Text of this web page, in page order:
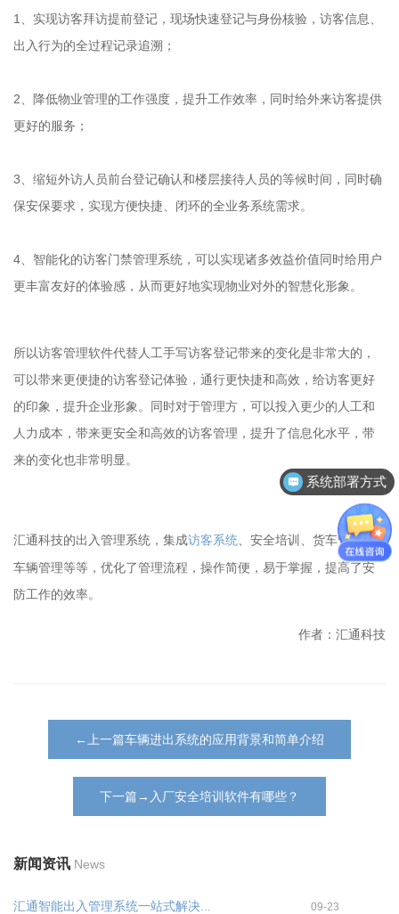
1、实现访客拜访提前登记，现场快速登记与身份核验，访客信息、
出入行为的全过程记录追溯；
2、降低物业管理的工作强度，提升工作效率，同时给外来访客提供
更好的服务；
3、缩短外访人员前台登记确认和楼层接待人员的等候时间，同时确
保安保要求，实现方便快捷、闭环的全业务系统需求。
4、智能化的访客门禁管理系统，可以实现诸多效益价值同时给用户
更丰富友好的体验感，从而更好地实现物业对外的智慧化形象。
所以访客管理软件代替人工手写访客登记带来的变化是非常大的，
可以带来更便捷的访客登记体验，通行更快捷和高效，给访客更好
的印象，提升企业形象。同时对于管理方，可以投入更少的人工和
人力成本，带来更安全和高效的访客管理，提升了信息化水平，带
来的变化也非常明显。
汇通科技的出入管理系统，集成访客系统 、安全培训、货车管控、
车辆管理等等，优化了管理流程，操作简便，易于掌握，提高了安
防工作的效率。
作者：汇通科技
←上一篇车辆进出系统的应用背景和简单介绍
下一篇→入厂安全培训软件有哪些？
新闻资讯 News
汇通智能出入管理系统一站式解决... 09-23
系统部署方式